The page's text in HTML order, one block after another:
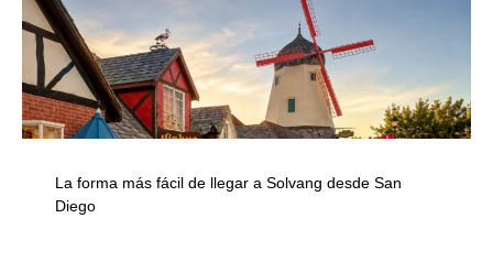
La forma más fácil de llegar a Solvang desde San
Diego